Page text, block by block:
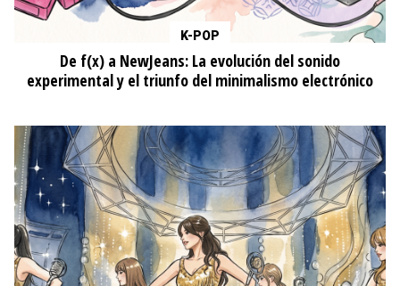
K-POP
De f(x) a NewJeans: La evolución del sonido
experimental y el triunfo del minimalismo electrónico